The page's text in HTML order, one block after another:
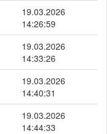
19.03.2026
14:26:59
19.03.2026
14:33:26
19.03.2026
14:40:31
19.03.2026
14:44:33